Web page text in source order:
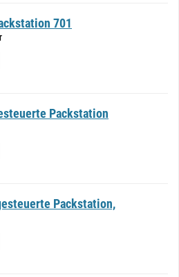
701
Packstation
Packstation,